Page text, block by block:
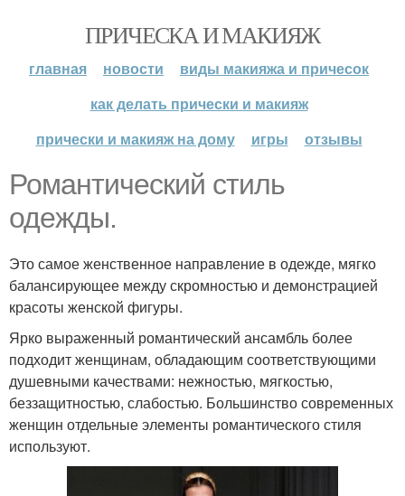
ПРИЧЕСКА И МАКИЯЖ
главная новости
виды макияжа и причесок
как делать прически и макияж
прически и макияж на дому
игры отзывы
Романтический стиль
одежды.
Это самое женственное направление в одежде, мягко
балансирующее между скромностью и демонстрацией
красоты женской фигуры.
Ярко выраженный романтический ансамбль более
подходит женщинам, обладающим соответствующими
душевными качествами: нежностью, мягкостью,
беззащитностью, слабостью. Большинство современных
женщин отдельные элементы романтического стиля
используют.